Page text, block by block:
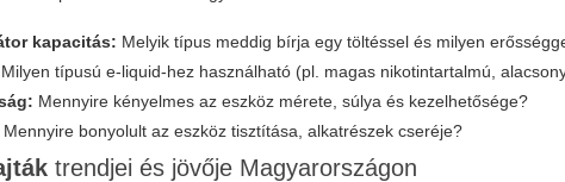
kapacitás: Melyik típus meddig bírja egy töltéssel és milyen
Milyen típusú e-liquid-hez használható (pl. magas nikotintartalmú,
Mennyire kényelmes az eszköz mérete, súlya és kezelhetősége?
Mennyire bonyolult az eszköz tisztítása, alkatrészek cseréje?
trendjei és jövője Magyarországon